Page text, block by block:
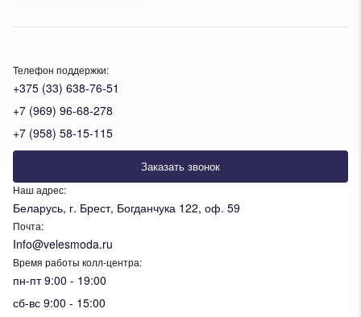
Телефон поддержки:
+375 (33) 638-76-51
+7 (969) 96-68-278
+7 (958) 58-15-115
Заказать звонок
Наш адрес:
Беларусь, г. Брест, Богданчука 122, оф. 59
Почта:
Info@velesmoda.ru
Время работы колл-центра:
пн-пт 9:00 - 19:00
сб-вс 9:00 - 15:00